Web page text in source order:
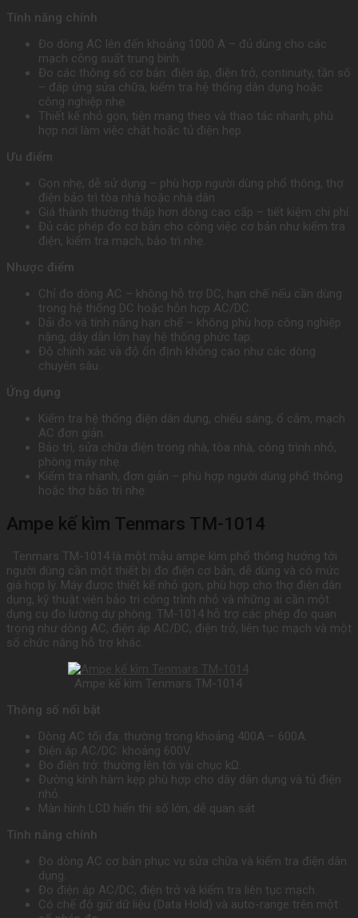
Tính năng chính
Đo dòng AC lên đến khoảng 1000 A – đủ dùng cho các
mạch công suất trung bình.
Đo các thông số cơ bản: điện áp, điện trở, continuity, tần số
– đáp ứng sửa chữa, kiểm tra hệ thống dân dụng hoặc
công nghiệp nhẹ.
Thiết kế nhỏ gọn, tiện mang theo và thao tác nhanh, phù
hợp nơi làm việc chật hoặc tủ điện hẹp.
Ưu điểm
Gọn nhẹ, dễ sử dụng – phù hợp người dùng phổ thông, thợ
điện bảo trì tòa nhà hoặc nhà dân.
Giá thành thường thấp hơn dòng cao cấp – tiết kiệm chi phí.
Đủ các phép đo cơ bản cho công việc cơ bản như kiểm tra
điện, kiểm tra mạch, bảo trì nhẹ.
Nhược điểm
Chỉ đo dòng AC – không hỗ trợ DC, hạn chế nếu cần dùng
trong hệ thống DC hoặc hỗn hợp AC/DC.
Dải đo và tính năng hạn chế – không phù hợp công nghiệp
nặng, dây dẫn lớn hay hệ thống phức tạp.
Độ chính xác và độ ổn định không cao như các dòng
chuyên sâu.
Ứng dụng
Kiểm tra hệ thống điện dân dụng, chiếu sáng, ổ cắm, mạch
AC đơn giản.
Bảo trì, sửa chữa điện trong nhà, tòa nhà, công trình nhỏ,
phòng máy nhẹ.
Kiểm tra nhanh, đơn giản – phù hợp người dùng phổ thông
hoặc thợ bảo trì nhẹ.
Ampe kế kìm Tenmars TM-1014
Tenmars TM-1014 là một mẫu ampe kìm phổ thông hướng tới
người dùng cần một thiết bị đo điện cơ bản, dễ dùng và có mức
giá hợp lý. Máy được thiết kế nhỏ gọn, phù hợp cho thợ điện dân
dụng, kỹ thuật viên bảo trì công trình nhỏ và những ai cần một
dụng cụ đo lường dự phòng. TM-1014 hỗ trợ các phép đo quan
trọng như dòng AC, điện áp AC/DC, điện trở, liên tục mạch và một
số chức năng hỗ trợ khác.
Ampe kế kìm Tenmars TM-1014
Thông số nổi bật
Dòng AC tối đa: thường trong khoảng 400A – 600A.
Điện áp AC/DC: khoảng 600V.
Đo điện trở: thường lên tới vài chục kΩ.
Đường kính hàm kẹp phù hợp cho dây dân dụng và tủ điện
nhỏ.
Màn hình LCD hiển thị số lớn, dễ quan sát.
Tính năng chính
Đo dòng AC cơ bản phục vụ sửa chữa và kiểm tra điện dân
dụng.
Đo điện áp AC/DC, điện trở và kiểm tra liên tục mạch.
Có chế độ giữ dữ liệu (Data Hold) và auto-range trên một